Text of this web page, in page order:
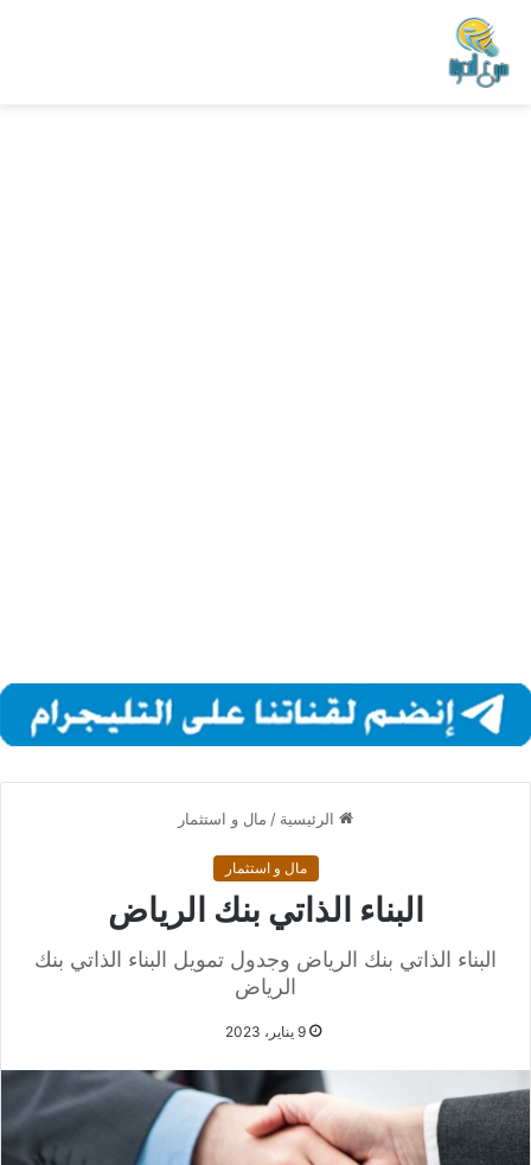
الرئيسية / مال و استثمار
مال و استثمار
البناء الذاتي بنك الرياض
البناء الذاتي بنك الرياض وجدول تمويل البناء الذاتي بنك
الرياض
9 يناير، 2023